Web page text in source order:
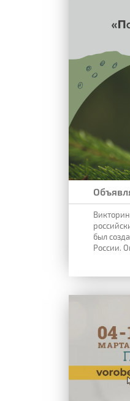
был
России.